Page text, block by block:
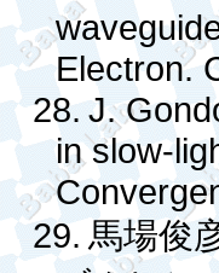
Electron.
28.J.
in slow-
29. 馬場俊